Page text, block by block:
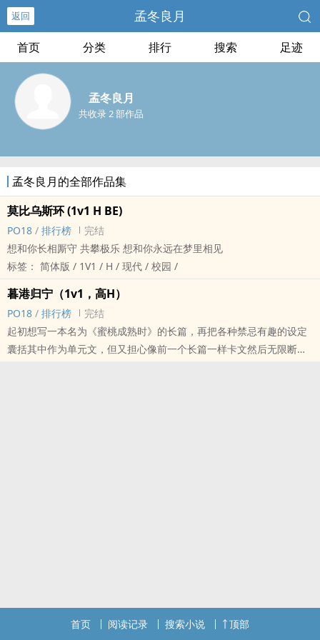
返回 孟冬良月
首页 分类 排行 搜索 足迹
孟冬良月
共收录 2 部作品
孟冬良月的全部作品集
莫比乌斯环 (‌1‌v‍‌1‎‍ H BE)
‎‍P‍O‎1‎8‌‎ / 排行榜
完结
想和你长相厮守 共攀极乐 想和你永远在梦里相见
标签： 简体版 / ‍‎‍1‍‌‎V‍‎‎1‍‌ / H / 现代 / 校园 /
暮港归宁（‌1‌v‍‌1‎‍，‌‍高‌H‌‍）
‎‍P‍O‎1‎8‌‎ / 排行榜
完结
起初想写一本名为《蜜桃成熟时》的长篇，再把各种禁忌有趣的设定
囊括其中作为单元文，但又担心像前一个长篇一样卡文然后无限断
首页 阅读记录 搜索小说 顶部